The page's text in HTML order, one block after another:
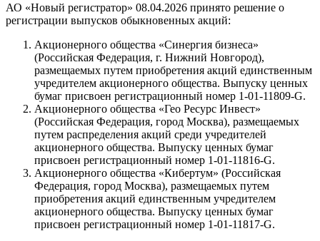
АО «Новый регистратор» 08.04.2026 принято решение о
регистрации выпусков обыкновенных акций:
Акционерного общества «Синергия бизнеса»
(Российская Федерация, г. Нижний Новгород),
размещаемых путем приобретения акций единственным
учредителем акционерного общества. Выпуску ценных
бумаг присвоен регистрационный номер 1-01-11809-G.
Акционерного общества «Гео Ресурс Инвест»
(Российская Федерация, город Москва), размещаемых
путем распределения акций среди учредителей
акционерного общества. Выпуску ценных бумаг
присвоен регистрационный номер 1-01-11816-G.
Акционерного общества «Кибертум» (Российская
Федерация, город Москва), размещаемых путем
приобретения акций единственным учредителем
акционерного общества. Выпуску ценных бумаг
присвоен регистрационный номер 1-01-11817-G.